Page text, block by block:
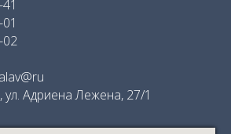
02
ул. Адриена Лежена, 27/1